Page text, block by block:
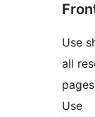
Use
all
Use